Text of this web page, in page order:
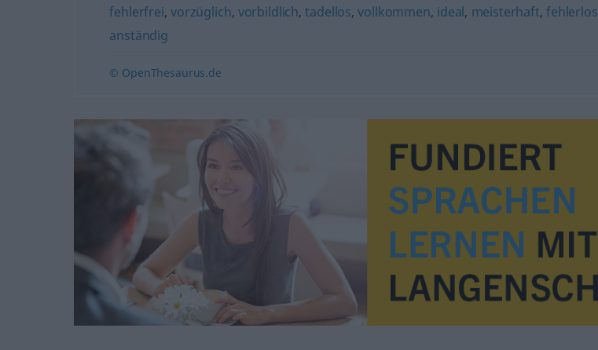
fehlerfrei,vorzüglich, vorbildlich,tadellos,vollkommen, ideal, meisterhaft,fehlerlos
anständig
© OpenThesaurus.de